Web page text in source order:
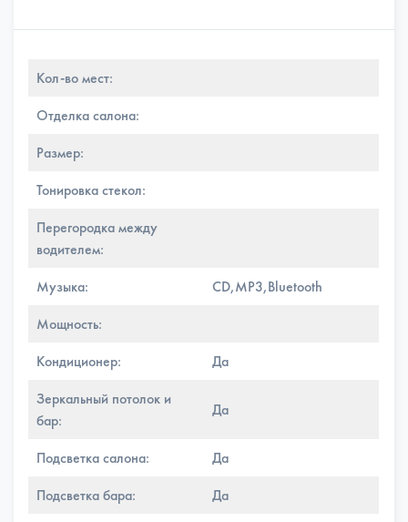
Кол-во мест:
Отделка салона:
Размер:
Тонировка стекол:
Перегородка между
водителем:
Музыка:
CD,MP3,Bluetooth
Мощность:
Кондиционер:
Да
Зеркальный потолок и
бар:
Да
Подсветка салона:
Да
Подсветка бара:
Да